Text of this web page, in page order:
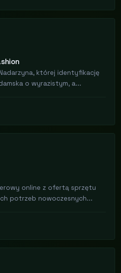
której identyfikację
o wyrazistym, a...
online z ofertą sprzętu
potrzeb nowoczesnych...